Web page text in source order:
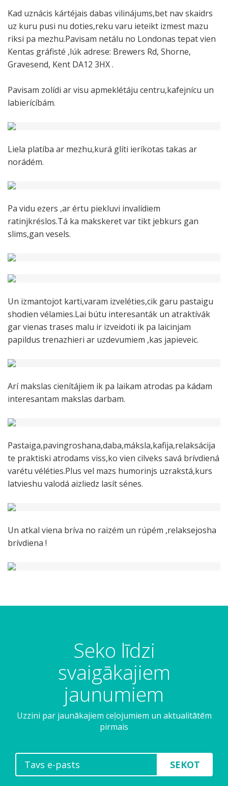
Kad uznácis kártéjais dabas vilinájums,bet nav skaidrs
uz kuru pusi nu doties,reku varu ieteikt izmest mazu
riksi pa mezhu.Pavisam netálu no Londonas tepat vien
Kentas gráfisté ,lúk adrese: Brewers Rd, Shorne,
Gravesend, Kent DA12 3HX .
Pavisam zolídi ar visu apmeklétáju centru,kafejnícu un
labierícíbám.
Liela platíba ar mezhu,kurá glíti ieríkotas takas ar
norádém.
Pa vidu ezers ,ar értu piekluvi invalídiem
ratinjkréslos.Tá ka makskeret var tikt jebkurs gan
slims,gan vesels.
Un izmantojot karti,varam izveléties,cik garu pastaigu
shodien vélamies.Lai bútu interesanták un atraktívák
gar vienas trases malu ir izveidoti ik pa laicinjam
papildus trenazhieri ar uzdevumiem ,kas japieveic.
Arí makslas cienítájiem ik pa laikam atrodas pa kádam
interesantam makslas darbam.
Pastaiga,pavingroshana,daba,máksla,kafija,relaksácija
te praktiski atrodams viss,ko vien cilveks savá brívdiená
varétu véléties.Plus vel mazs humorinjs uzrakstá,kurs
latvieshu valodá aizliedz lasít sénes.
Un atkal viena bríva no raizém un rúpém ,relaksejosha
brívdiena !
Seko līdzi
svaigākajiem
jaunumiem
Uzzini par jaunākajiem ceļojumiem un aktualitātēm
pirmais
SEKOT